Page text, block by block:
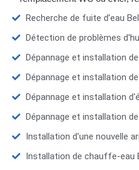
Recherche de fuite d’eau
Détection de problèmes
Dépannage et installation
Dépannage et installation
Dépannage et installation
Dépannage et installation
Installation d'une nouvelle
Installation de chauffe-eau